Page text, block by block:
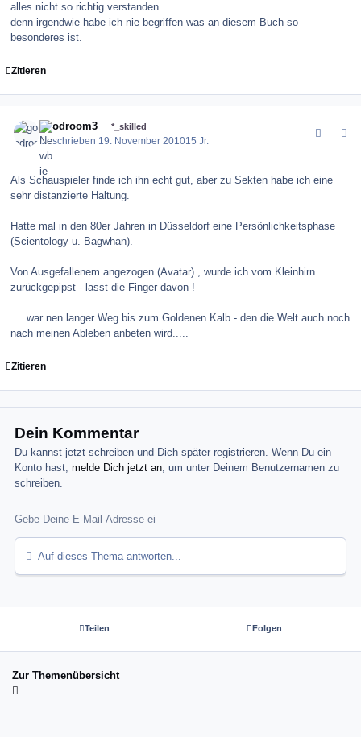
alles nicht so richtig verstanden
denn irgendwie habe ich nie begriffen was an diesem Buch so
besonderes ist.
Zitieren
goodroom3 *_skilled
Geschrieben 19. November 201015 Jr.
Als Schauspieler finde ich ihn echt gut, aber zu Sekten habe ich eine
sehr distanzierte Haltung.
Hatte mal in den 80er Jahren in Düsseldorf eine Persönlichkeitsphase
(Scientology u. Bagwhan).
Von Ausgefallenem angezogen (Avatar) , wurde ich vom Kleinhirn
zurückgepipst - lasst die Finger davon !
.....war nen langer Weg bis zum Goldenen Kalb - den die Welt auch noch
nach meinen Ableben anbeten wird.....
Zitieren
Dein Kommentar
Du kannst jetzt schreiben und Dich später registrieren. Wenn Du ein
Konto hast,melde Dich jetzt an , um unter Deinem Benutzernamen zu
schreiben.
Auf dieses Thema antworten...
Teilen Folgen
Zur Themenübersicht